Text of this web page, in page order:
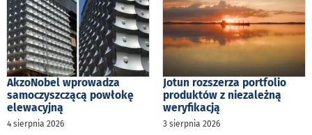
AkzoNobel wprowadza
samoczyszczącą powłokę
elewacyjną
4 sierpnia 2026
Jotun rozszerza portfolio
produktów z niezależną
weryfikacją
3 sierpnia 2026